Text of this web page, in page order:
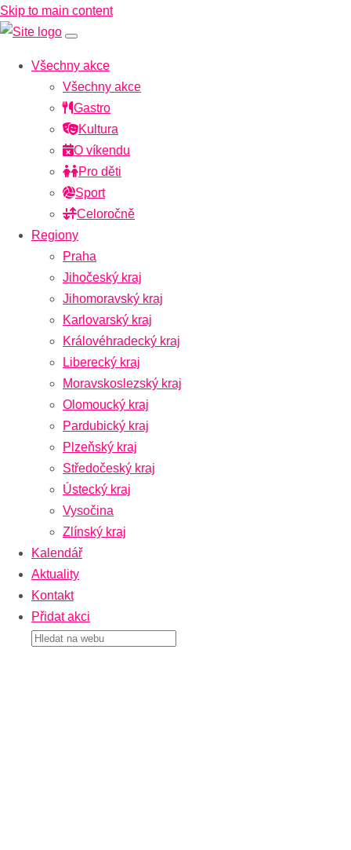
Skip to main content
Všechny akce
Všechny akce
Gastro
Kultura
O víkendu
Pro děti
Sport
Celoročně
Regiony
Praha
Jihočeský kraj
Jihomoravský kraj
Karlovarský kraj
Královéhradecký kraj
Liberecký kraj
Moravskoslezský kraj
Olomoucký kraj
Pardubický kraj
Plzeňský kraj
Středočeský kraj
Ústecký kraj
Vysočina
Zlínský kraj
Kalendář
Aktuality
Kontakt
Přidat akci